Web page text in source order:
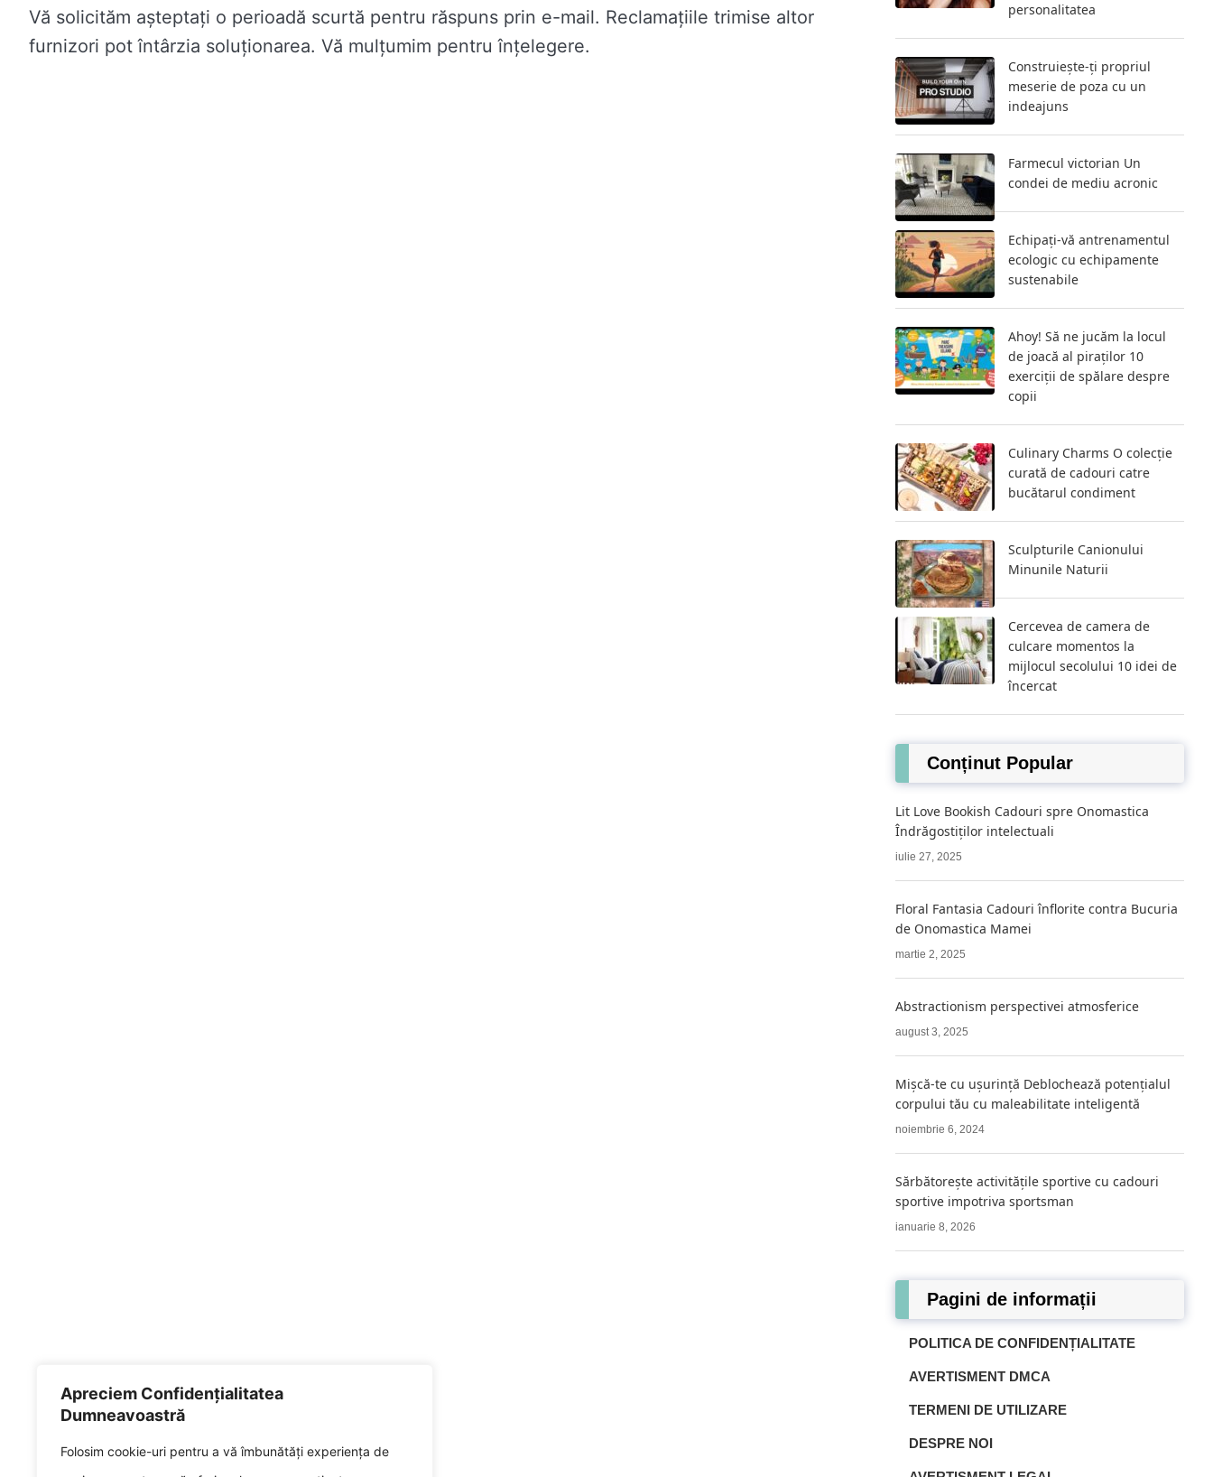
Apreciem Confidențialitatea
Dumneavoastră
Folosim cookie-uri pentru a vă îmbunătăți experiența de
Vă solicităm așteptați o perioadă scurtă pentru răspuns prin e-mail. Reclamațiile trimise altor
furnizori pot întârzia soluționarea. Vă mulțumim pentru înțelegere.
personalitatea
Construiește-ți propriul
meserie de poza cu un
indeajuns
Farmecul victorian Un
condei de mediu acronic
Echipați-vă antrenamentul
ecologic cu echipamente
sustenabile
Ahoy! Să ne jucăm la locul
de joacă al piraților 10
exerciții de spălare despre
copii
Culinary Charms O colecție
curată de cadouri catre
bucătarul condiment
Sculpturile Canionului
Minunile Naturii
Cercevea de camera de
culcare momentos la
mijlocul secolului 10 idei de
încercat
Conținut Popular
Lit Love Bookish Cadouri spre Onomastica
Îndrăgostiților intelectuali
iulie 27, 2025
Floral Fantasia Cadouri înflorite contra Bucuria
de Onomastica Mamei
martie 2, 2025
Abstractionism perspectivei atmosferice
august 3, 2025
Mișcă-te cu ușurință Deblochează potențialul
corpului tău cu maleabilitate inteligentă
noiembrie 6, 2024
Sărbătorește activitățile sportive cu cadouri
sportive impotriva sportsman
ianuarie 8, 2026
Pagini de informații
POLITICA DE CONFIDENȚIALITATE
AVERTISMENT DMCA
TERMENI DE UTILIZARE
DESPRE NOI